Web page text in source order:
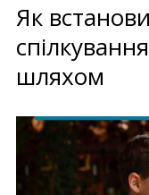
Як
шляхом